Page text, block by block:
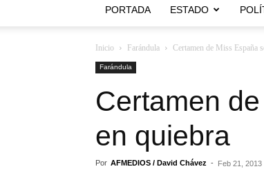
PORTADA ESTADO
Inicio Farándula Certamen de Miss España
Farándula
Certamen
en quiebra
Por AFMEDIOS / David Chávez - Feb 21, 2013